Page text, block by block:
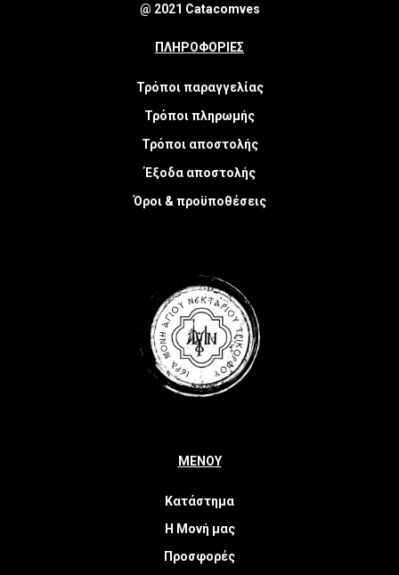
@ 2021 Catacomves
ΠΛΗΡΟΦΟΡΙΕΣ
Τρόποι παραγγελίας
Τρόποι πληρωμής
Τρόποι αποστολής
Έξοδα αποστολής
Όροι & προϋποθέσεις
ΜΕΝΟΥ
Κατάστημα
Η Μονή μας
Προσφορές